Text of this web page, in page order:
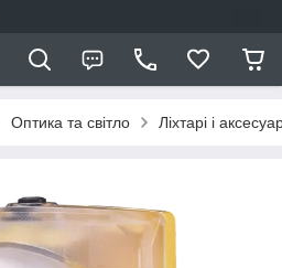
Оптика та світло Ліхтарі і